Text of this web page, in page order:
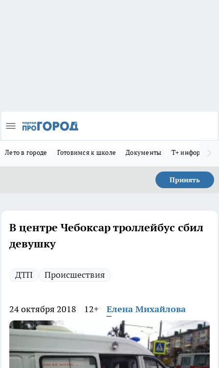
Лето в городе Готовимся к школе Документы Т+
Принять
В центре Чебоксар троллейбус сбил
девушку
ДТП Происшествия
24 октября 2018 12+ Елена Михайлова